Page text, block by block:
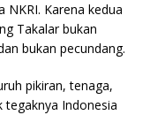
NKRI. Karena kedua
Takalar bukan
bukan pecundang.
pikiran, tenaga,
tegaknya Indonesia